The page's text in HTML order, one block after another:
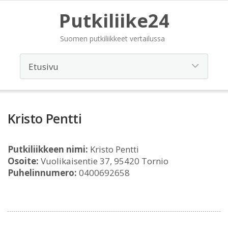
Putkiliike24
Suomen putkiliikkeet vertailussa
Kristo Pentti
Putkiliikkeen nimi: Kristo Pentti
Osoite: Vuolikaisentie 37, 95420 Tornio
Puhelinnumero: 0400692658